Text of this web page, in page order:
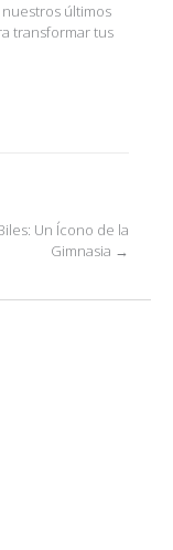
últimos
transformar tus
Un Ícono de la
Gimnasia →